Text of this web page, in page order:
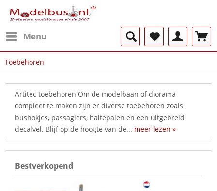
Menu
Toebehoren
Artitec toebehoren Om de modelbaan of diorama
compleet te maken zijn er diverse toebehoren zoals
bushokjes, passagiers, haltepalen en een uitgebreid
decalvel. Blijf op de hoogte van de... meer lezen »
Bestverkopend